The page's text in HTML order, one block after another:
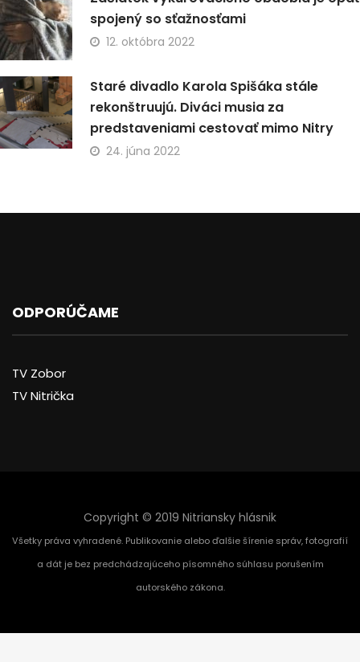
spojený so sťažnosťami
12. októbra 2022
Staré divadlo Karola Spišáka stále
rekonštruujú. Diváci musia za
predstaveniami cestovať mimo Nitry
24. júna 2022
ODPORÚČAME
TV Zobor
TV Nitrička
Copyright © 2019 Nitriansky hlásnik
Všetky práva vyhradené. Publikovanie alebo ďalšie šírenie správ, fotografií
a dát je bez predchádzajúceho písomného súhlasu porušením
autorského zákona.